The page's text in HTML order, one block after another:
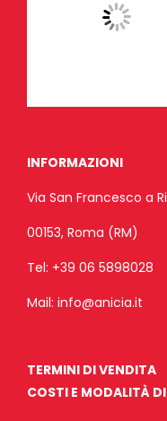
INFORMAZIONI
Via San Francesco a
00153, Roma (RM)
Tel: +39 06 5898028
Mail: info@anicia.it
TERMINI DI VENDITA
COSTI E MODALITÀ